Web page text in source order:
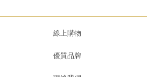
線上購物
優質品牌